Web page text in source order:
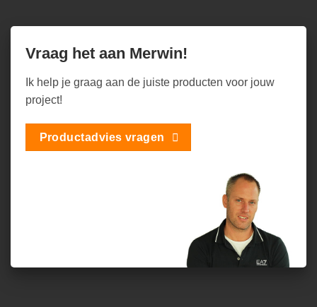
Vraag het aan Merwin!
Ik help je graag aan de juiste producten voor jouw
project!
Productadvies vragen